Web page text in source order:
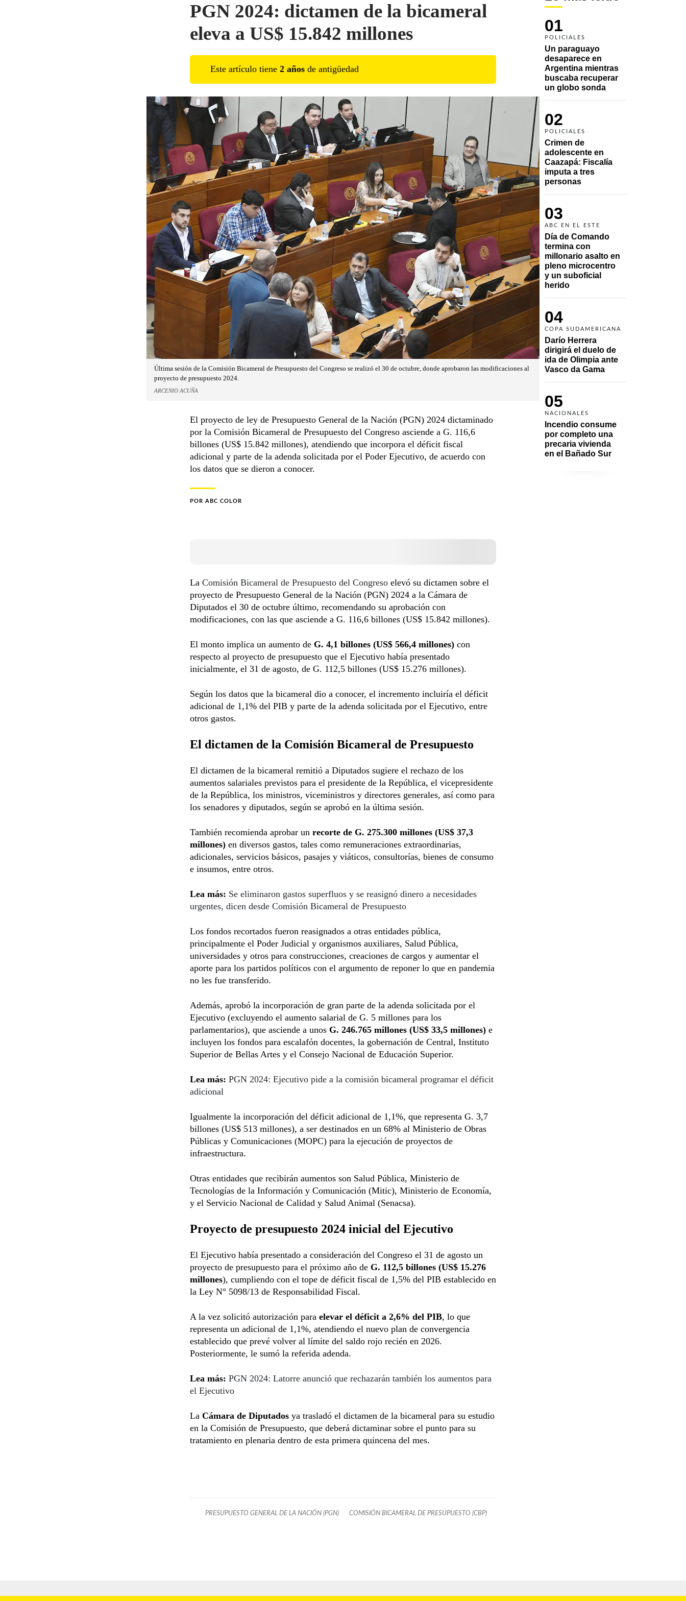
01
POLICIALES
Un paraguayo
desaparece en
Argentina mientras
buscaba recuperar
un globo sonda
02
POLICIALES
Crimen de
adolescente en
Caazapá: Fiscalía
imputa a tres
personas
03
ABC EN EL ESTE
Día de Comando
termina con
millonario asalto en
pleno microcentro
y un suboficial
herido
04
COPA SUDAMERICANA
Darío Herrera
dirigirá el duelo de
ida de Olimpia ante
Vasco da Gama
05
NACIONALES
Incendio consume
por completo una
precaria vivienda
en el Bañado Sur
PGN 2024: dictamen de la bicameral
eleva a US$ 15.842 millones
Este artículo tiene 2 años de antigüedad
Última sesión de la Comisión Bicameral de Presupuesto del Congreso se realizó el 30 de octubre, donde aprobaron las modificaciones al
proyecto de presupuesto 2024.
ARCENIO ACUÑA
El proyecto de ley de Presupuesto General de la Nación (PGN) 2024 dictaminado
por la Comisión Bicameral de Presupuesto del Congreso asciende a G. 116,6
billones (US$ 15.842 millones), atendiendo que incorpora el déficit fiscal
adicional y parte de la adenda solicitada por el Poder Ejecutivo, de acuerdo con
los datos que se dieron a conocer.
POR ABC COLOR
La Comisión Bicameral de Presupuesto del Congreso elevó su dictamen sobre el
proyecto de Presupuesto General de la Nación (PGN) 2024 a la Cámara de
Diputados el 30 de octubre último, recomendando su aprobación con
modificaciones, con las que asciende a G. 116,6 billones (US$ 15.842 millones).
El monto implica un aumento de G. 4,1 billones (US$ 566,4 millones) con
respecto al proyecto de presupuesto que el Ejecutivo había presentado
inicialmente, el 31 de agosto, de G. 112,5 billones (US$ 15.276 millones).
Según los datos que la bicameral dio a conocer, el incremento incluiría el déficit
adicional de 1,1% del PIB y parte de la adenda solicitada por el Ejecutivo, entre
otros gastos.
El dictamen de la Comisión Bicameral de Presupuesto
El dictamen de la bicameral remitió a Diputados sugiere el rechazo de los
aumentos salariales previstos para el presidente de la República, el vicepresidente
de la República, los ministros, viceministros y directores generales, así como para
los senadores y diputados, según se aprobó en la última sesión.
También recomienda aprobar un recorte de G. 275.300 millones (US$ 37,3
millones) en diversos gastos, tales como remuneraciones extraordinarias,
adicionales, servicios básicos, pasajes y viáticos, consultorías, bienes de consumo
e insumos, entre otros.
Lea más: Se eliminaron gastos superfluos y se reasignó dinero a necesidades
urgentes, dicen desde Comisión Bicameral de Presupuesto
Los fondos recortados fueron reasignados a otras entidades pública,
principalmente el Poder Judicial y organismos auxiliares, Salud Pública,
universidades y otros para construcciones, creaciones de cargos y aumentar el
aporte para los partidos políticos con el argumento de reponer lo que en pandemia
no les fue transferido.
Además, aprobó la incorporación de gran parte de la adenda solicitada por el
Ejecutivo (excluyendo el aumento salarial de G. 5 millones para los
parlamentarios), que asciende a unos G. 246.765 millones (US$ 33,5 millones) e
incluyen los fondos para escalafón docentes, la gobernación de Central, Instituto
Superior de Bellas Artes y el Consejo Nacional de Educación Superior.
Lea más: PGN 2024: Ejecutivo pide a la comisión bicameral programar el déficit
adicional
Igualmente la incorporación del déficit adicional de 1,1%, que representa G. 3,7
billones (US$ 513 millones), a ser destinados en un 68% al Ministerio de Obras
Públicas y Comunicaciones (MOPC) para la ejecución de proyectos de
infraestructura.
Otras entidades que recibirán aumentos son Salud Pública, Ministerio de
Tecnologías de la Información y Comunicación (Mitic), Ministerio de Economía,
y el Servicio Nacional de Calidad y Salud Animal (Senacsa).
Proyecto de presupuesto 2024 inicial del Ejecutivo
El Ejecutivo había presentado a consideración del Congreso el 31 de agosto un
proyecto de presupuesto para el próximo año de G. 112,5 billones (US$ 15.276
millones), cumpliendo con el tope de déficit fiscal de 1,5% del PIB establecido en
la Ley N° 5098/13 de Responsabilidad Fiscal.
A la vez solicitó autorización para elevar el déficit a 2,6% del PIB, lo que
representa un adicional de 1,1%, atendiendo el nuevo plan de convergencia
establecido que prevé volver al límite del saldo rojo recién en 2026.
Posteriormente, le sumó la referida adenda.
Lea más: PGN 2024: Latorre anunció que rechazarán también los aumentos para
el Ejecutivo
La Cámara de Diputados ya trasladó el dictamen de la bicameral para su estudio
en la Comisión de Presupuesto, que deberá dictaminar sobre el punto para su
tratamiento en plenaria dentro de esta primera quincena del mes.
PRESUPUESTO GENERAL DE LA NACIÓN (PGN) COMISIÓN BICAMERAL DE PRESUPUESTO (CBP)